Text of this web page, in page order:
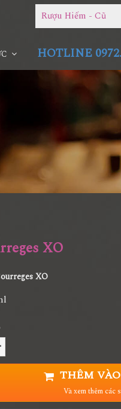
Rượu Hiếm - Cũ
HOTLINE
XO
XO
THÊM
Và xem thêm các